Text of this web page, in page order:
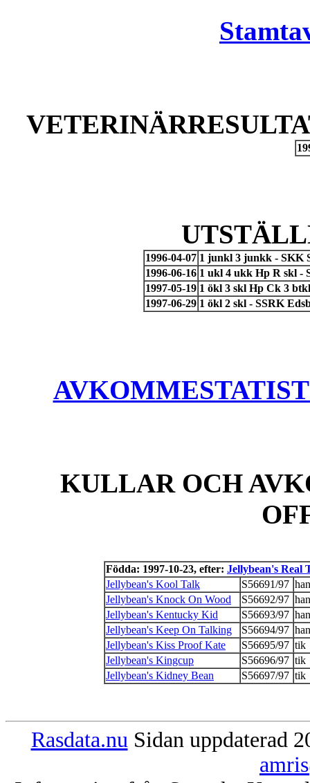
1996-04-07 1 junkl 3 junkk - SKK
1996-06-16 1 ukl 4 ukk Hp R skl -
1997-05-19 1 ökl 3 skl Hp Ck 3
1997-06-29 1 ökl 2 skl - SSRK
KULLAR OCH
Födda: 1997-10-23, efter: Jellybean's Real
Jellybean's Kool Talk
S56691/97
Jellybean's Knock On Wood
S56692/97
Jellybean's Kentucky Kid
S56693/97
Jellybean's Keep On Talking
S56694/97
Jellybean's Kiss Proof Kate
S56695/97 tik
Jellybean's Kingcup
S56696/97 tik
Jellybean's Kidney Bean
S56697/97 tik
Rasdata.nu Sidan uppdaterad